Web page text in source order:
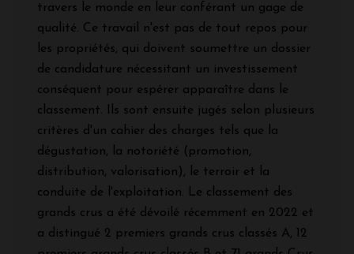
travers le monde en leur conférant un gage de
qualité. Ce travail n'est pas de tout repos pour
les propriétés, qui doivent soumettre un dossier
de candidature nécessitant un investissement
conséquent pour espérer apparaître dans le
classement. Ils sont ensuite jugés selon plusieurs
critères d'un cahier des charges tels que la
dégustation, la notoriété (promotion,
distribution, valorisation), le terroir et la
conduite de l'exploitation. Le classement des
grands crus a été dévoilé récemment en 2022 et
a distingué 2 premiers grands crus classés A, 12